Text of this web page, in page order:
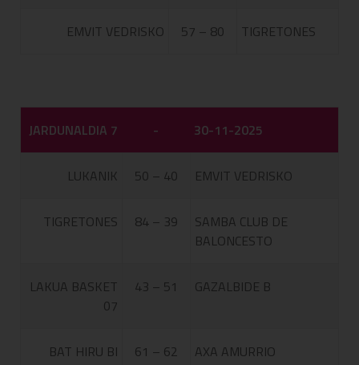
EMVIT VEDRISKO 57 – 80 TIGRETONES
JARDUNALDIA 7 - 30-11-2025
LUKANIK 50 – 40 EMVIT VEDRISKO
TIGRETONES 84 – 39
SAMBA CLUB DE
BALONCESTO
LAKUA BASKET
07
43 – 51 GAZALBIDE B
BAT HIRU BI 61 – 62 AXA AMURRIO